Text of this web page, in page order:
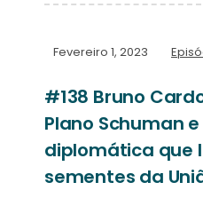
Fevereiro 1, 2023
#138 Bruno
Plano Schuman
diplomática que
sementes da